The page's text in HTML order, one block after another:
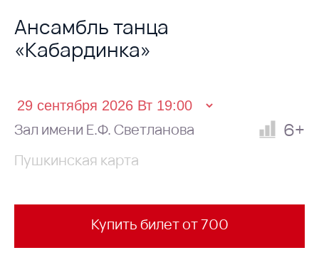
Ансамбль танца
«Кабардинка»
Зал имени Е.Ф. Светланова 6+
Пушкинская карта
Купить билет от 700